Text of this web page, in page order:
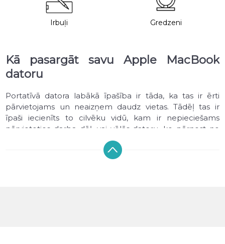
Irbuļi Gredzeni
Kā pasargāt savu Apple MacBook
datoru
Portatīvā datora labākā īpašība ir tāda, ka tas ir ērti
pārvietojams un neaizņem daudz vietas. Tādēļ tas ir
īpaši iecienīts to cilvēku vidū, kam ir nepieciešams
pārvietoties darba dēļ, vai vēlās datoru, ko pārnest no
vienas istabas mājā uz otru.
Apple MacBook datora piederumi ir noderīgs aksesuārs